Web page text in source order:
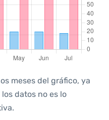
meses del gráfico, ya
datos no es lo